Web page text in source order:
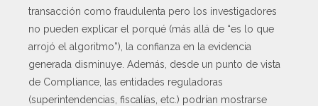
transacción como fraudulenta pero los investigadores
no pueden explicar el porqué (más allá de “es lo que
arrojó el algoritmo”), la confianza en la evidencia
generada disminuye. Además, desde un punto de vista
de Compliance, las entidades reguladoras
(superintendencias, fiscalías, etc.) podrían mostrarse